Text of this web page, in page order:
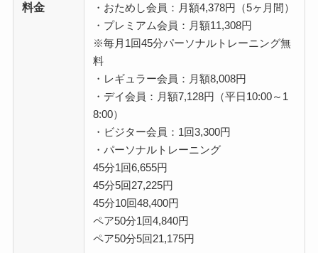
料金
・おためし会員：月額4,378円（5ヶ月間）
・プレミアム会員：月額11,308円
※毎月1回45分パーソナルトレーニング無
料
・レギュラー会員：月額8,008円
・デイ会員：月額7,128円（平日10:00～1
8:00）
・ビジター会員：1回3,300円
・パーソナルトレーニング
45分1回6,655円
45分5回27,225円
45分10回48,400円
ペア50分1回4,840円
ペア50分5回21,175円